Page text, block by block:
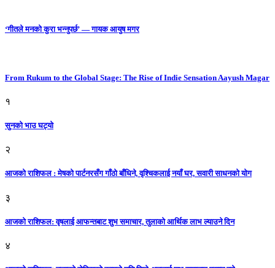
‘गीतले मनको कुरा भन्नुपर्छ’ — गायक आयुष मगर
From Rukum to the Global Stage: The Rise of Indie Sensation Aayush Magar
१
सुनको भाउ घट्याे
२
आजको राशिफल : मेषको पार्टनरसँग गाँठो बाँधिने, वृश्चिकलाई नयाँ घर, सवारी साधनकाे याेग
३
आजकाे राशिफल: वृषलाई आफन्तबाट शुभ समाचार, तुलाकाे आर्थिक लाभ ल्याउने दिन
४